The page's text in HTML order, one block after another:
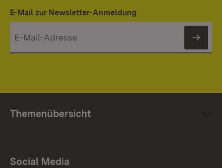
E-Mail zur Newsletter-Anmeldung
Themenübersicht
Social Media